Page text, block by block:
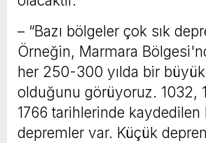
– “Bazı bölgeler çok sık
Örneğin, Marmara
her 250-300 yılda bir
olduğunu görüyoruz. 1032,
1766 tarihlerinde kaydedilen
depremler var. Küçük